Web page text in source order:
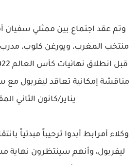
وتم عقد اجتماع بين ممثلي
منتخب المغرب، ويورغن كلوب، مدرب
مناقشة إمكانية تعاقد ليفربول مع
يناير/كانون الثاني
وكلاء أمرابط أبدوا ترحيباً مبدئياً
ليفربول، وأنهم سينتظرون نهاية